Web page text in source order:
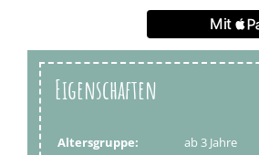
Eigenschaften
Altersgruppe:
ab 3 Jahre